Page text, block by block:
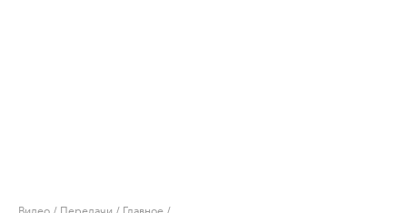
Видео / Передачи / Главное /